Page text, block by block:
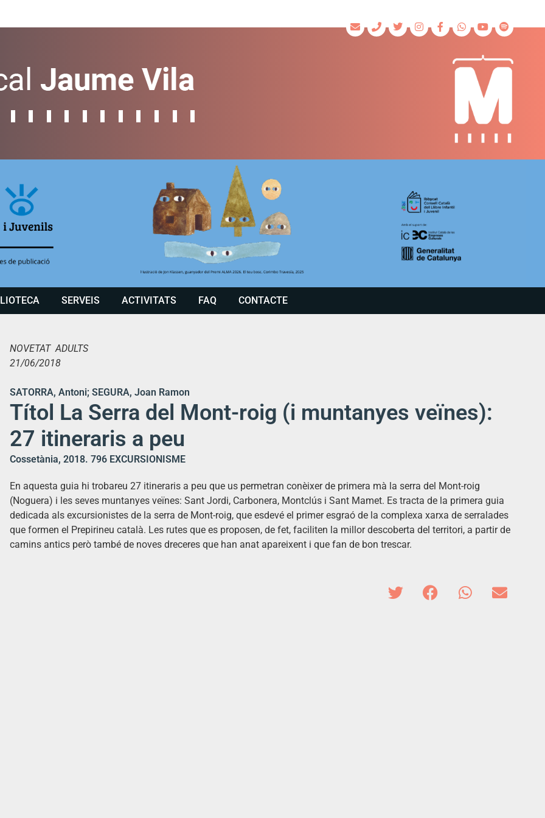
SERVEIS ACTIVITATS FAQ CONTACTE
NOVETAT ADULTS
21/06/2018
SATORRA, Antoni; SEGURA, Joan Ramon
Títol La Serra del Mont-roig (i muntanyes veïnes):
27 itineraris a peu
Cossetània, 2018. 796 EXCURSIONISME
En aquesta guia hi trobareu 27 itineraris a peu que us permetran conèixer de primera mà la serra del Mont-roig
(Noguera) i les seves muntanyes veïnes: Sant Jordi, Carbonera, Montclús i Sant Mamet. Es tracta de la primera guia
dedicada als excursionistes de la serra de Mont-roig, que esdevé el primer esgraó de la complexa xarxa de serralades
que formen el Prepirineu català. Les rutes que es proposen, de fet, faciliten la millor descoberta del territori, a partir de
camins antics però també de noves dreceres que han anat apareixent i que fan de bon trescar.